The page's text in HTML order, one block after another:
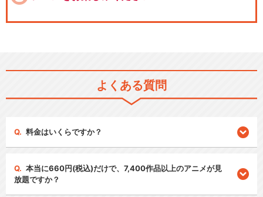
よくある質問
料金はいくらですか？
本当に660円(税込)だけで、7,400作品以上のアニメが見
放題ですか？